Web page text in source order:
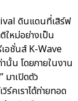
ดินแดนที่เสิร์ฟ
ใหม่อย่างเป็น
เอชั่นส์ K-Wave
นั้น โดยภายในงาน
มาเปิดตัว
คเราได้ถ่ายทอด